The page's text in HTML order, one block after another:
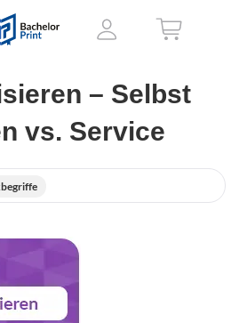
– Selbst
vs. Service